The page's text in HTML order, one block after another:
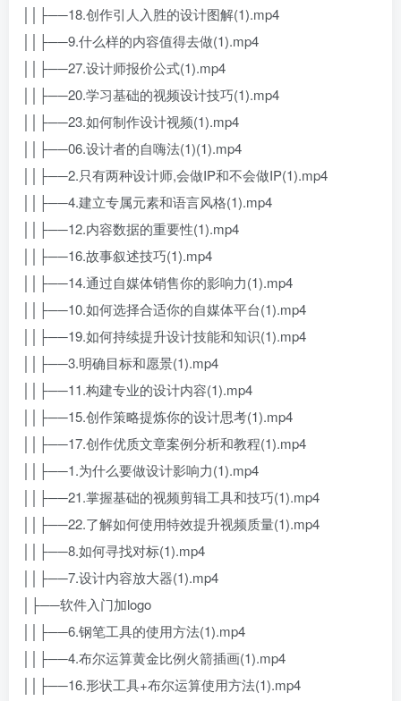
││├──18.创作引人入胜的设计图解(1).mp4
││├──9.什么样的内容值得去做(1).mp4
││├──27.设计师报价公式(1).mp4
││├──20.学习基础的视频设计技巧(1).mp4
││├──23.如何制作设计视频(1).mp4
││├──06.设计者的自嗨法(1)(1).mp4
││├──2.只有两种设计师,会做IP和不会做IP(1).mp4
││├──4.建立专属元素和语言风格(1).mp4
││├──12.内容数据的重要性(1).mp4
││├──16.故事叙述技巧(1).mp4
││├──14.通过自媒体销售你的影响力(1).mp4
││├──10.如何选择合适你的自媒体平台(1).mp4
││├──19.如何持续提升设计技能和知识(1).mp4
││├──3.明确目标和愿景(1).mp4
││├──11.构建专业的设计内容(1).mp4
││├──15.创作策略提炼你的设计思考(1).mp4
││├──17.创作优质文章案例分析和教程(1).mp4
││├──1.为什么要做设计影响力(1).mp4
││├──21.掌握基础的视频剪辑工具和技巧(1).mp4
││├──22.了解如何使用特效提升视频质量(1).mp4
││├──8.如何寻找对标(1).mp4
││├──7.设计内容放大器(1).mp4
│├──软件入门加logo
││├──6.钢笔工具的使用方法(1).mp4
││├──4.布尔运算黄金比例火箭插画(1).mp4
││├──16.形状工具+布尔运算使用方法(1).mp4